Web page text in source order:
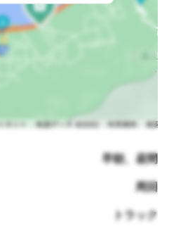
早朝、昼間
周回
トラック